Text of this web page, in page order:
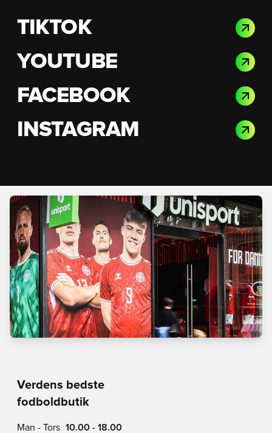
TIKTOK
YOUTUBE
FACEBOOK
INSTAGRAM
Verdens bedste
fodboldbutik
Man - Tors 10.00 - 18.00